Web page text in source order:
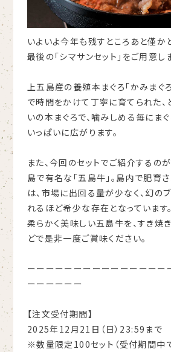
いよいよ今年も残すところあと僅か
最後の「シマサンセット」をご用意し
上五島産の養殖本まぐろ「かみまぐ
で時間をかけて丁寧に育てられた、
いの本まぐろで、噛みしめる毎にま
いっぱいに広がります。
また、今回のセットでご紹介するの
島で有名な「五島牛」。島内で肥育
は、市場に出回る量が少なく、幻の
れるほど希少な存在となっています。
柔らかく美味しい五島牛を、すき焼
どで是非一度ご賞味ください。
ーーーーーーーーーーーーーーー
ーーーーーー
【注文受付期間】
2025年12月21日（日）23:59まで
※数量限定100セット（受付期間中